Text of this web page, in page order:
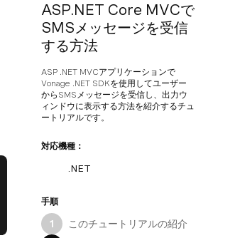
ASP.NET Core MVCで
SMSメッセージを受信
する方法
ASP .NET MVCアプリケーションで
Vonage .NET SDKを使用してユーザー
からSMSメッセージを受信し、出力ウ
ィンドウに表示する方法を紹介するチュ
ートリアルです。
対応機種：
.NET
手順
1
このチュートリアルの紹介